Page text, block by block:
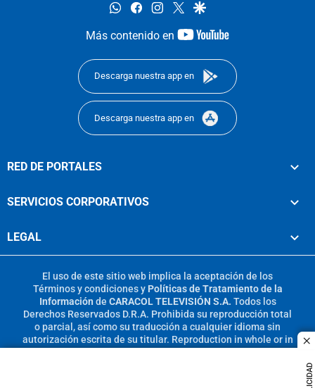
whatsappfacebookinstagram
twittergoogle
Más contenido en
youtube-
Descarga nuestra app en
Descarga nuestra app en
RED DE PORTALES
SERVICIOS CORPORATIVOS
LEGAL
El uso de este sitio web implica la aceptación de los
Términos y condicionesy Políticas de Tratamiento de la
Información de CARACOL TELEVISIÓN S.A. Todos los
Derechos Reservados D.R.A. Prohibida su reproducción total
o parcial, así como su traducción a cualquier idioma sin
autorización escrita de su titular. Reproduction in whole or in